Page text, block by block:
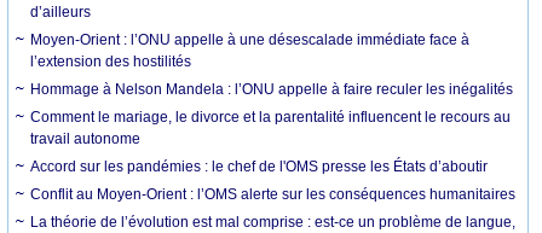
d’ailleurs
Moyen-Orient : l’ONU appelle à une désescalade immédiate face à
l’extension des hostilités
Hommage à Nelson Mandela : l’ONU appelle à faire reculer les inégalités
Comment le mariage, le divorce et la parentalité influencent le recours au
travail autonome
Accord sur les pandémies : le chef de l'OMS presse les États d’aboutir
Conflit au Moyen-Orient : l’OMS alerte sur les conséquences humanitaires
La théorie de l’évolution est mal comprise : est-ce un problème de langue,